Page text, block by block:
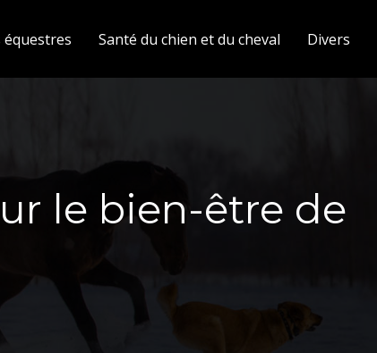
Santé du chien et du cheval Divers
le bien-être de